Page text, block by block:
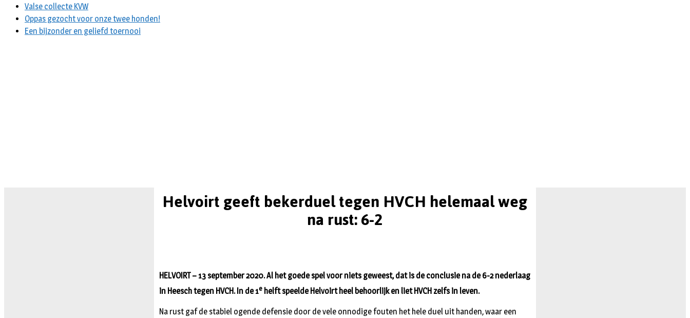
Valse collecte KVW
Oppas gezocht voor onze twee honden!
Een bijzonder en geliefd toernooi
Helvoirt geeft bekerduel tegen HVCH helemaal weg
na rust: 6-2
HELVOIRT – 13 september 2020. Al het goede spel voor niets geweest, dat is de conclusie na de 6-2 nederlaag
in Heesch tegen HVCH. In de 1e helft speelde Helvoirt heel behoorlijk en liet HVCH zelfs in leven.
Na rust gaf de stabiel ogende defensie door de vele onnodige fouten het hele duel uit handen, waar een